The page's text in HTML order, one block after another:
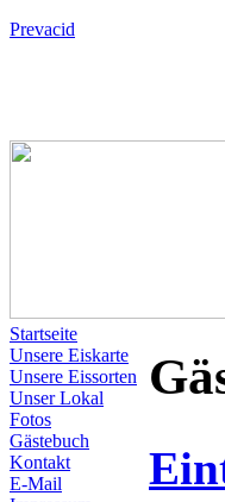
Prevacid
Startseite
Unsere Eiskarte
Unsere Eissorten
Unser Lokal
Fotos
Gästebuch
Kontakt
E-Mail